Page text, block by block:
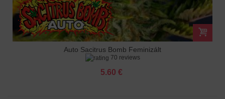
Auto Sacitrus Bomb Feminizált
70 reviews
5.60 €